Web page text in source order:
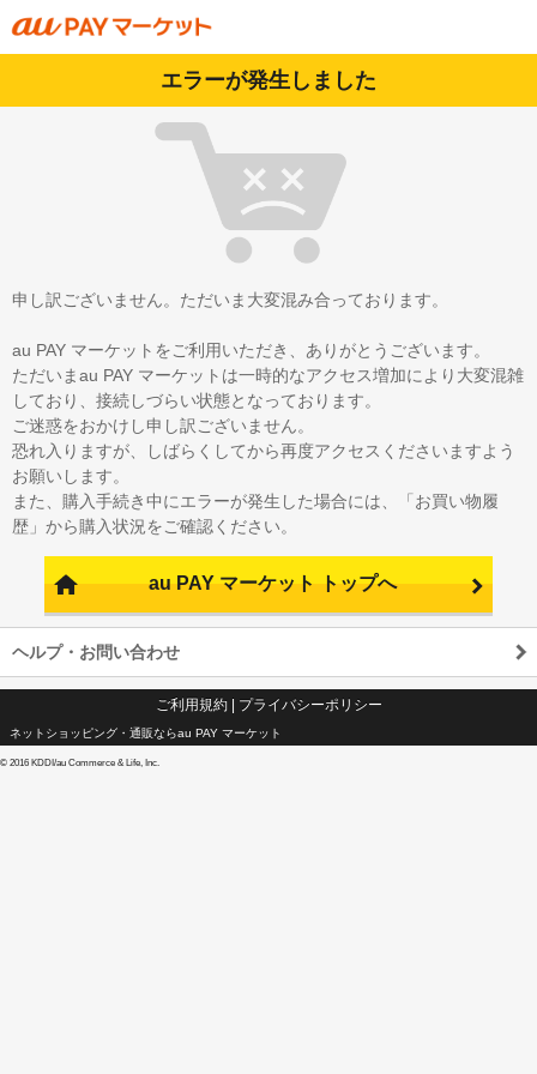
エラーが発生しました
申し訳ございません。ただいま大変混み合っております。
au PAY マーケットをご利用いただき、ありがとうございます。
ただいまau PAY マーケットは一時的なアクセス増加により大変混雑
しており、接続しづらい状態となっております。
ご迷惑をおかけし申し訳ございません。
恐れ入りますが、しばらくしてから再度アクセスくださいますよう
お願いします。
また、購入手続き中にエラーが発生した場合には、「お買い物履
歴」から購入状況をご確認ください。
au PAY マーケット トップへ
ヘルプ・お問い合わせ
ご利用規約| プライバシーポリシー
ネットショッピング・通販ならau PAY マーケット
© 2016 KDDI/au Commerce & Life, Inc.